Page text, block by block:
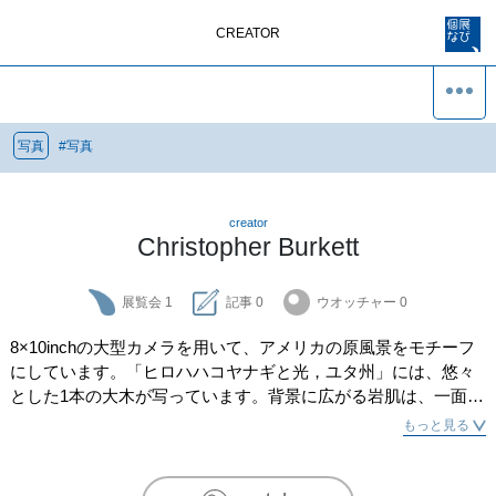
CREATOR
写真 #写真
creator
Christopher Burkett
展覧会 1 記事 0 ウオッチャー 0
8×10inchの大型カメラを用いて、アメリカの原風景をモチーフ
にしています。「ヒロハハコヤナギと光，ユタ州」には、悠々
とした1本の大木が写っています。背景に広がる岩肌は、一面、
影で覆われており、逆光の中で撮られたことがわかります。逆
もっと見る